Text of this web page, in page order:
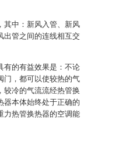
其中：新风入管、新风
出管之间的连线相互交
有的有益效果是：不论
门，都可以使较热的气
较冷的气流流经热管换
器本体始终处于正确的
力热管换热器的空调能